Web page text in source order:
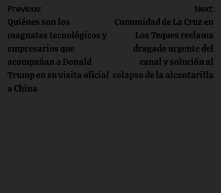
Navegación
de
entradas
Previous:
Quiénes son los
magnates tecnológicos y
empresarios que
acompañan a Donald
Trump en su visita oficial
a China
Next:
Comunidad de La Cruz en
Los Teques reclama
dragado urgente del
canal y solución al
colapso de la alcantarilla